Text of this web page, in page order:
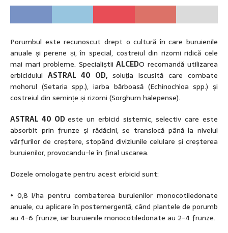
Porumbul este recunoscut drept o cultură în care buruienile
anuale și perene și, în special, costreiul din rizomi ridică cele
mai mari probleme. SpecialiștiiALCEDO recomandă utilizarea
erbiciduluiASTRAL 40 OD, soluția iscusită care combate
mohorul (Setaria spp.), iarba bărboasă (Echinochloa spp.) și
costreiul din semințe și rizomi (Sorghum halepense).
ASTRAL 40 ODeste un erbicid sistemic, selectiv care este
absorbit prin frunze și rădăcini, se translocă până la nivelul
vârfurilor de creștere, stopând diviziunile celulare și creșterea
buruienilor, provocandu-le în final uscarea.
Dozele omologate pentru acest erbicid sunt:
• 0,8 l/ha pentru combaterea buruienilor monocotiledonate
anuale, cu aplicare în postemergență, când plantele de porumb
au 4-6 frunze, iar buruienile monocotiledonate au 2-4 frunze.